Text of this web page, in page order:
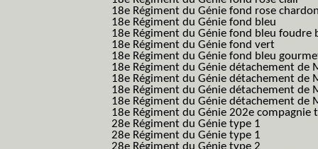
18e Régiment du Génie fond rose
18e Régiment du Génie fond bleu
18e Régiment du Génie fond bleu foudre
18e Régiment du Génie fond vert
18e Régiment du Génie fond bleu
18e Régiment du Génie détachement de
18e Régiment du Génie détachement de
18e Régiment du Génie détachement de
18e Régiment du Génie détachement de
18e Régiment du Génie 202e compagnie
28e Régiment du Génie type 1
28e Régiment du Génie type 1
28e Régiment du Génie type 2